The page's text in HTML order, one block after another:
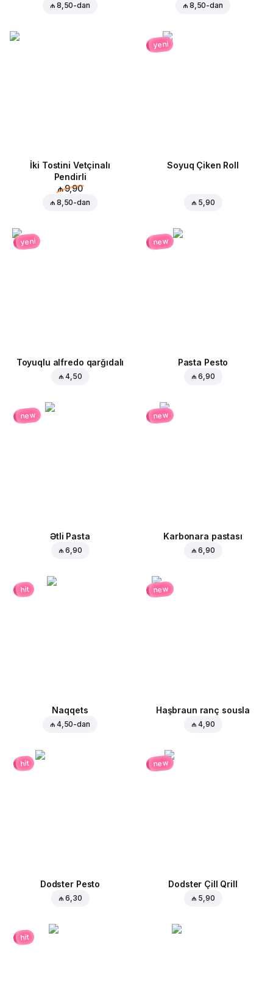
₼ 8,50-dan ₼ 8,50-dan
İki Tostini Vetçinalı
Pendirli
₼ 9,90
₼ 8,50-dan
yeni
Soyuq Çiken Roll
₼ 5,90
yeni
Toyuqlu alfredo qarğıdalı
₼ 4,50
new
Pasta Pesto
₼ 6,90
new
Ətli Pasta
₼ 6,90
new
Karbonara pastası
₼ 6,90
hit
Naqqets
₼ 4,50-dan
new
Haşbraun ranç sousla
₼ 4,90
hit
Dodster Pesto
₼ 6,30
new
Dodster Çill Qrill
₼ 5,90
hit